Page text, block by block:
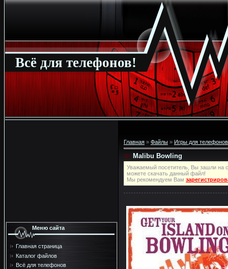
Всё для телефонов!
Меню сайта
Главная страница
Каталог файлов
Всё для телефонов
Главная » Файлы » Игры для телефонов
Malibu Bowling
Уважаемый посетитель, Вы зашли на
можете скачать данный файл!
Мы рекомендуем Вам